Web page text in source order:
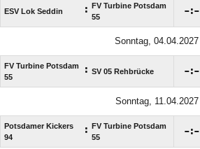
ESV Lok Seddin : FV Turbine Potsdam
55
:
Sonntag, 04.04.2027
FV Turbine Potsdam
55
: SV 05 Rehbrücke :
Sonntag, 11.04.2027
Potsdamer Kickers
94
: FV Turbine Potsdam
55
: